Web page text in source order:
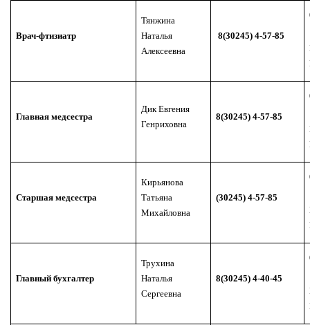
Врач-фтизиатр
Тянжина
Наталья
Алексеевна
8(30245) 4-57-85
Главная медсестра
Дик Евгения
Генриховна
8(30245) 4-57-85
Старшая медсестра
Кирьянова
Татьяна
Михайловна
(30245) 4-57-85
Главный бухгалтер
Трухина
Наталья
Сергеевна
8(30245) 4-40-45